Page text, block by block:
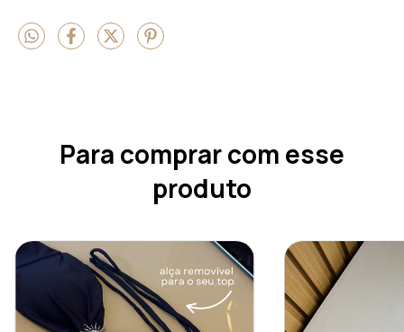
Para comprar com esse
produto